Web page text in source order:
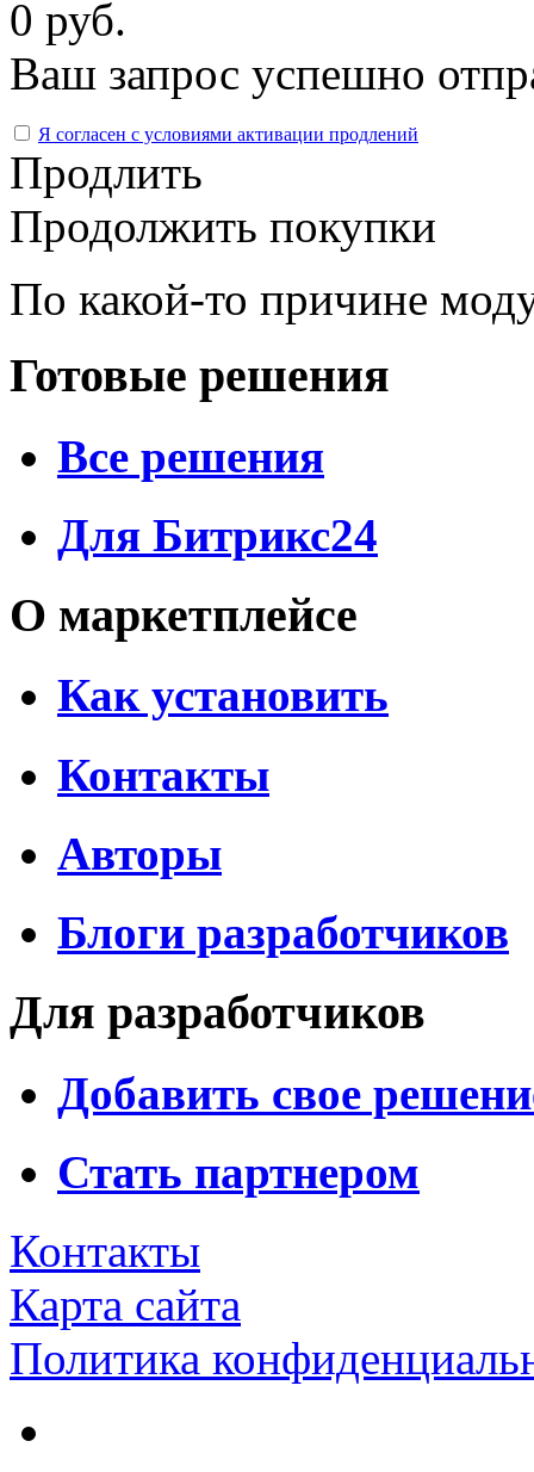
0 руб.
Ваш запрос успешно
Я согласен с условиями активации продлений
Продлить
Продолжить покупки
По какой-то причине
Готовые решения
Все решения
Для Битрикс24
О маркетплейсе
Как установить
Контакты
Авторы
Блоги разработчиков
Для разработчиков
Добавить свое
Стать партнером
Контакты
Карта сайта
Политика